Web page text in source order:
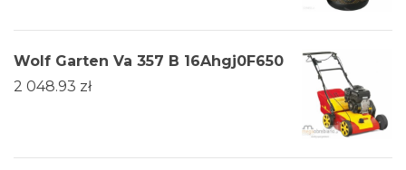
Wolf Garten Va 357 B 16Ahgj0F650
2 048.93 zł